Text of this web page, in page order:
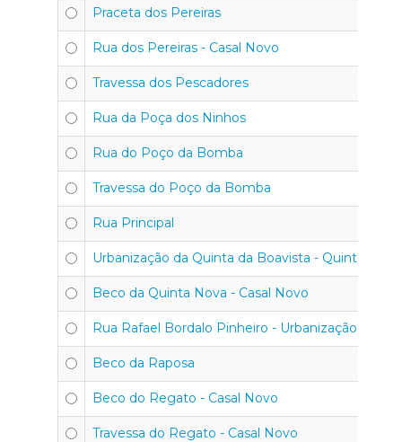
Praceta dos Pereiras
Rua dos Pereiras - Casal Novo
Travessa dos Pescadores
Rua da Poça dos Ninhos
Rua do Poço da Bomba
Travessa do Poço da Bomba
Rua Principal
Urbanização da Quinta da Boavista - Quinta da
Beco da Quinta Nova - Casal Novo
Rua Rafael Bordalo Pinheiro - Urbanização Vale
Beco da Raposa
Beco do Regato - Casal Novo
Travessa do Regato - Casal Novo